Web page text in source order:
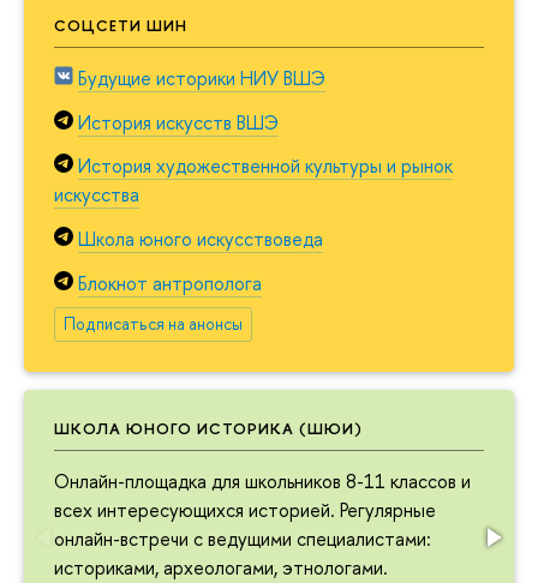
СОЦСЕТИ ШИН
Будущие историки НИУ ВШЭ
История искусств ВШЭ
История художественной культуры и рынок
искусства
Школа юного искусствоведа
Блокнот антрополога
Подписаться на анонсы
ШКОЛА ЮНОГО ИСТОРИКА (ШЮИ)
Онлайн-площадка для школьников 8-11 классов и
всех интересующихся историей. Регулярные
онлайн-встречи с ведущими специалистами:
историками, археологами, этнологами.